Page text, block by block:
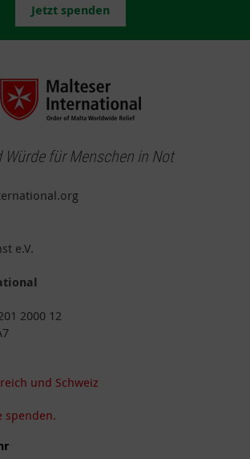
Jetzt spenden
Würde für Menschen in Not
e.V.
2000 12
und Schweiz
spenden.